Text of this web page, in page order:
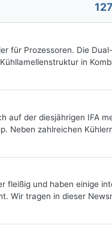
für Prozessoren. Die
in
auf der diesjährigen IFA
Neben zahlreichen
fleißig und haben einige
Wir tragen in dieser